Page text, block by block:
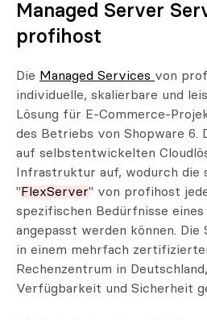
Managed Server
profihost
Die Managed Services von
individuelle, skalierbare und
Lösung für E-Commerce-
des Betriebs von Shopware 6.
auf selbstentwickelten
Infrastruktur auf, wodurch die
" FlexServer" von profihost
spezifischen Bedürfnisse
angepasst werden können.
in einem mehrfach
Rechenzentrum in
Verfügbarkeit und Sicherheit